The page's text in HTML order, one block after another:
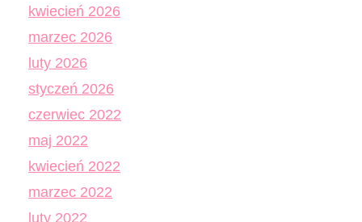
kwiecień 2026
marzec 2026
luty 2026
styczeń 2026
czerwiec 2022
maj 2022
kwiecień 2022
marzec 2022
luty 2022